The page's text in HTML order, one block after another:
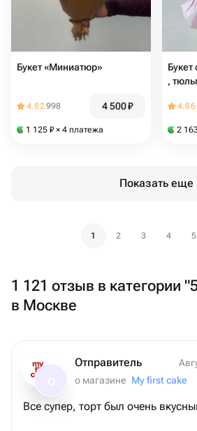
Букет «Миниатюр»
4.82998 4 500₽
1 125 ₽ × 4 платежа
Букет
,
4.86
2
Показать еще
1 2 3 4 5
1 121 отзыв в категории
в Москве
Отправитель
о магазине My first cake
Все супер, торт был очень